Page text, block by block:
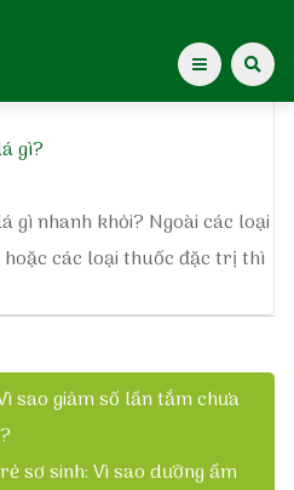
gì?
gì nhanh khỏi? Ngoài các loại
các loại thuốc đặc trị thì
sao giảm số lần tắm chưa
sơ sinh: Vì sao dưỡng ẩm